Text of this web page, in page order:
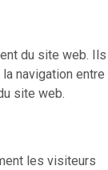
du site web. Ils
navigation entre
site web.
les visiteurs